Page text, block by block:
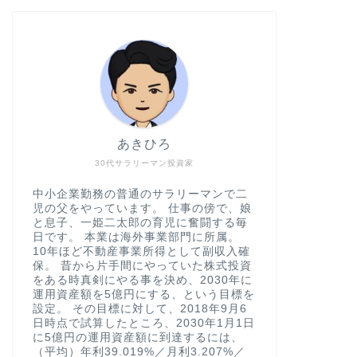
30代サラリーマン投資家
あきひろ
中小企業勤務の普通のサラリーマンで二
児の父をやっています。 仕事の傍で、娘
と息子、一姫二太郎の育児に奮闘する毎
日です。 本業は海外事業部門に所属。
10年ほど不動産事業所得として副収入確
保。 昔から片手間にやっていた株式投資
をある時真剣にやる事を決め、2030年に
運用資産額を5億円にする、という目標を
設定。 その目標に対して、2018年9月6
日時点で試算したところ、2030年1月1日
に5億円の運用資産額に到達するには、
（平均）年利39.019%／月利3.207%／